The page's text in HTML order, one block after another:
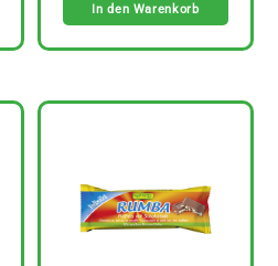
In den Warenkorb